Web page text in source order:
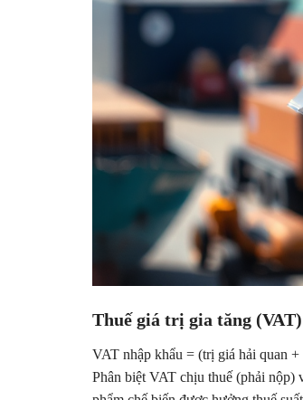
Thuế giá trị gia tăng
VAT nhập khẩu = (trị giá hải quan
Phân biệt VAT chịu thuế (phải